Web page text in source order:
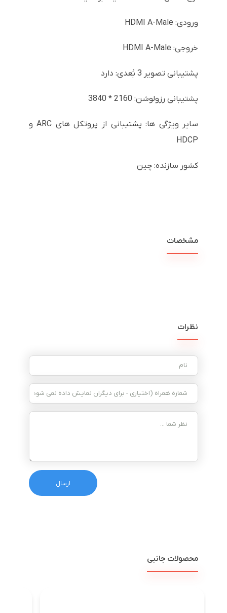
ورودی: HDMI A-Male
خروجی: HDMI A-Male
پشتیبانی تصویر 3 بُعدی: دارد
پشتیبانی رزولوشن: 2160 * 3840
سایر ویژگی ها: پشتیبانی از پروتکل های ARC و
HDCP
کشور سازنده: چین
مشخصات
نظرات
محصولات جانبی